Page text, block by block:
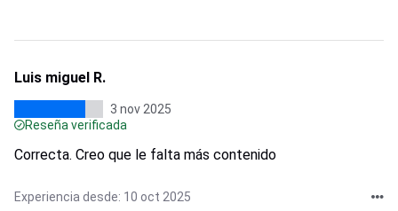
Luis miguel R.
3 nov 2025
Reseña verificada
Correcta. Creo que le falta más contenido
Experiencia desde: 10 oct 2025